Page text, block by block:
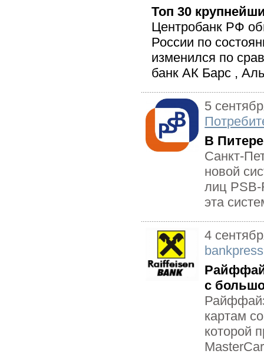
Топ 30
Центробанк РФ
России по
изменился по
банк АК Барс ,
5
В
Санкт-
новой
лиц PSB-
эта
4
с
картам
которой